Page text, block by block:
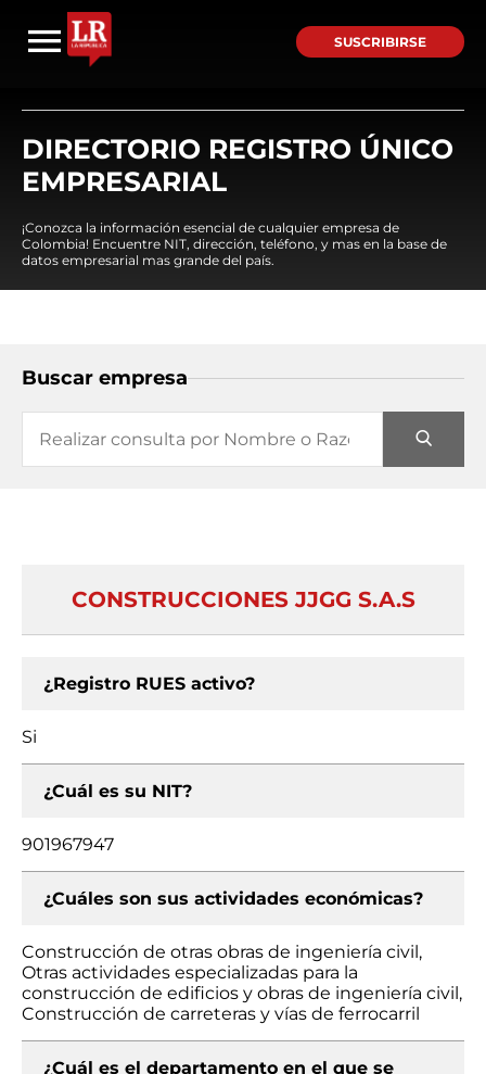
SUSCRIBIRSE
DIRECTORIO REGISTRO ÚNICO
EMPRESARIAL
¡Conozca la información esencial de cualquier empresa de
Colombia! Encuentre NIT, dirección, teléfono, y mas en la base de
datos empresarial mas grande del país.
Buscar empresa
CONSTRUCCIONES JJGG S.A.S
¿Registro RUES activo?
Si
¿Cuál es su NIT?
901967947
¿Cuáles son sus actividades económicas?
Construcción de otras obras de ingeniería civil,
Otras actividades especializadas para la
construcción de edificios y obras de ingeniería civil,
Construcción de carreteras y vías de ferrocarril
¿Cuál es el departamento en el que se